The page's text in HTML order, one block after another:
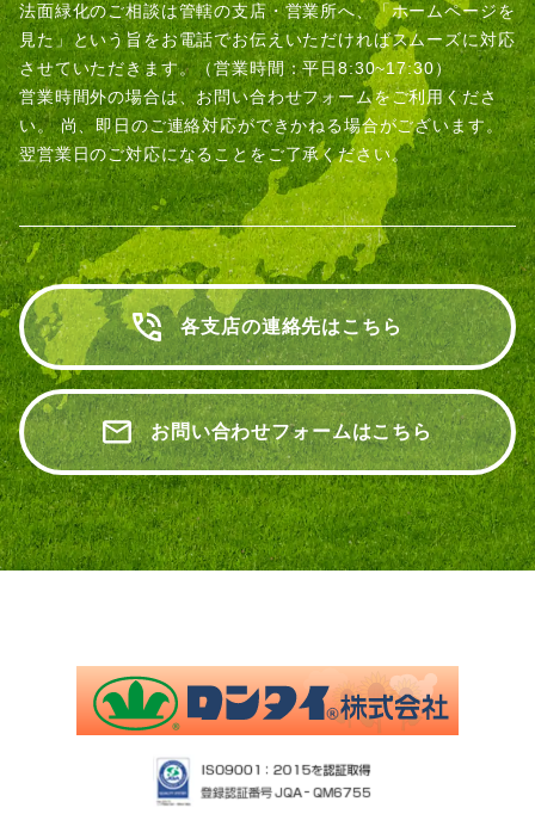
法面緑化のご相談は管轄の支店・営業所へ、「ホームページを
見た」という旨をお電話でお伝えいただければスムーズに対応
させていただきます。（営業時間：平日8:30~17:30）
営業時間外の場合は、お問い合わせフォームをご利用くださ
い。尚、即日のご連絡対応ができかねる場合がございます。
翌営業日のご対応になることをご了承ください。
各支店の連絡先はこちら
お問い合わせフォームはこちら